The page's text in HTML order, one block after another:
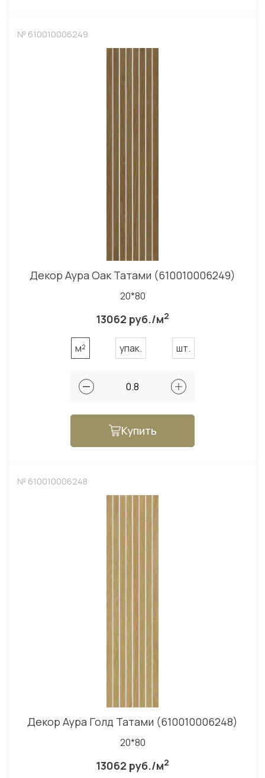
№ 610010006249
Декор Аура Оак Татами (610010006249)
20*80
13062 руб./м2
м² упак. шт.
Купить
№ 610010006248
Декор Аура Голд Татами (610010006248)
20*80
13062 руб./м2